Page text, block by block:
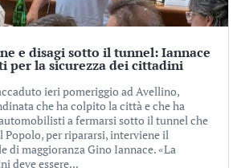
e disagi sotto il tunnel: Iannace
per la sicurezza dei cittadini
ieri pomeriggio ad Avellino,
che ha colpito la città e che ha
a fermarsi sotto il tunnel che
Popolo, per ripararsi, interviene il
di maggioranza Gino Iannace. «La
deve essere...